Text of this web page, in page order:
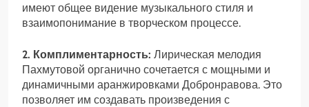
имеют общее видение музыкального стиля и
взаимопонимание в творческом процессе.
2. Комплиментарность: Лирическая мелодия
Пахмутовой органично сочетается с мощными и
динамичными аранжировками Добронравова. Это
позволяет им создавать произведения с